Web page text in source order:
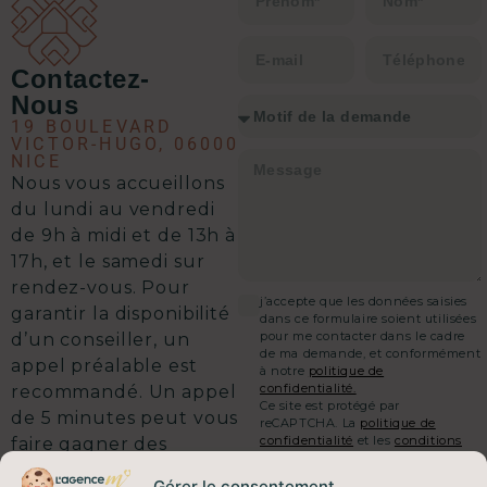
immobilière en toute sérénité.
Contactez-
Nous
19 BOULEVARD
VICTOR-HUGO, 06000
NICE
Nous vous accueillons
d u lundi au vendredi
de 9h à midi et de 13h à
17h, et le samedi sur
rendez-vous. Pour
garantir la disponibilité
d’un conseiller, un
appel préalable est
recommandé. Un appel
de 5 minutes peut vous
faire gagner des
semaines sur votre
j’accepte que les données saisies
dans ce formulaire soient utilisées
pour me contacter dans le cadre
de ma demande, et conformément
à notre politique de
confidentialité.
Ce site est protégé par
reCAPTCHA. La politique de
confidentialité et les conditions